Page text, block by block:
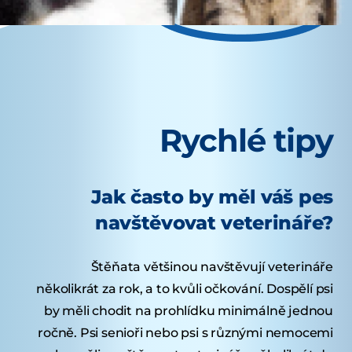
Rychlé tipy
Jak často by měl váš pes
navštěvovat veterináře?
Štěňata většinou navštěvují veterináře
několikrát za rok, a to kvůli očkování. Dospělí psi
by měli chodit na prohlídku minimálně jednou
ročně. Psi senioři nebo psi s různými nemocemi